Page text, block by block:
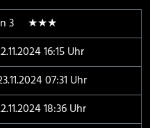
3 ★★★
16:15 Uhr
07:31 Uhr
18:36 Uhr